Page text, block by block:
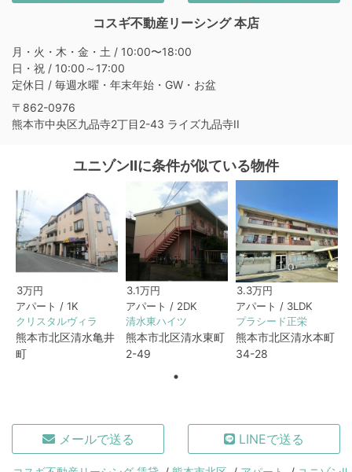
コスギ不動産リーシング 本店
月・火・木・金・土 / 10:00〜18:00
日・祝 / 10:00～17:00
定休日 / 毎週水曜・年末年始・GW・お盆
〒862-0976
熊本市中央区九品寺2丁目2-43 ライズ九品寺II
ユニゾンⅡに条件が似ている物件
3万円
アパート / 1K
クリスタルヴィラ
熊本市北区清水亀井
町
3.1万円
アパート / 2DK
清水東ハイツ
熊本市北区清水東町
2-49
3.3万円
アパート / 3LDK
プラシード正栄
熊本市北区清水本町
34-28
メールで送る LINEで送る